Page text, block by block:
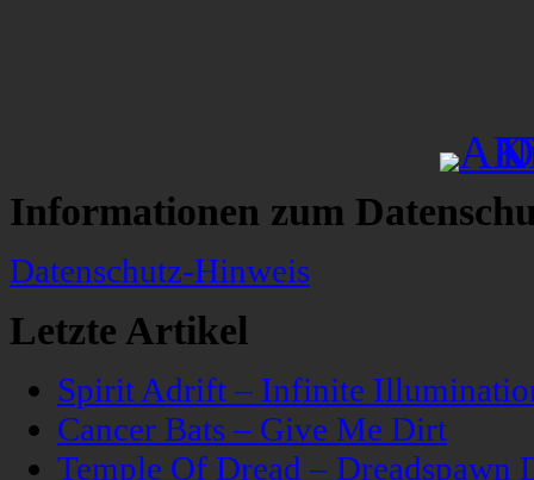
Informationen zum
Datenschutz-Hinweis
Letzte Artikel
Spirit Adrift – Infinite
Cancer Bats – Give Me Dirt
Temple Of Dread – Dreadspawn